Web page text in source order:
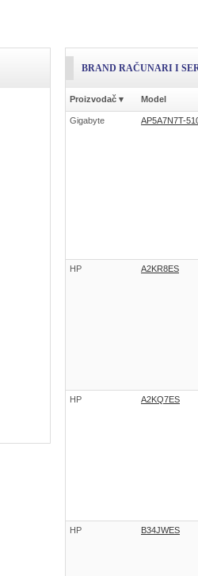
BRAND RAČUNARI I
Proizvodač ▾ Model
Gigabyte AP5A7N7T-
HP A2KR8ES
HP A2KQ7ES
HP B34JWES